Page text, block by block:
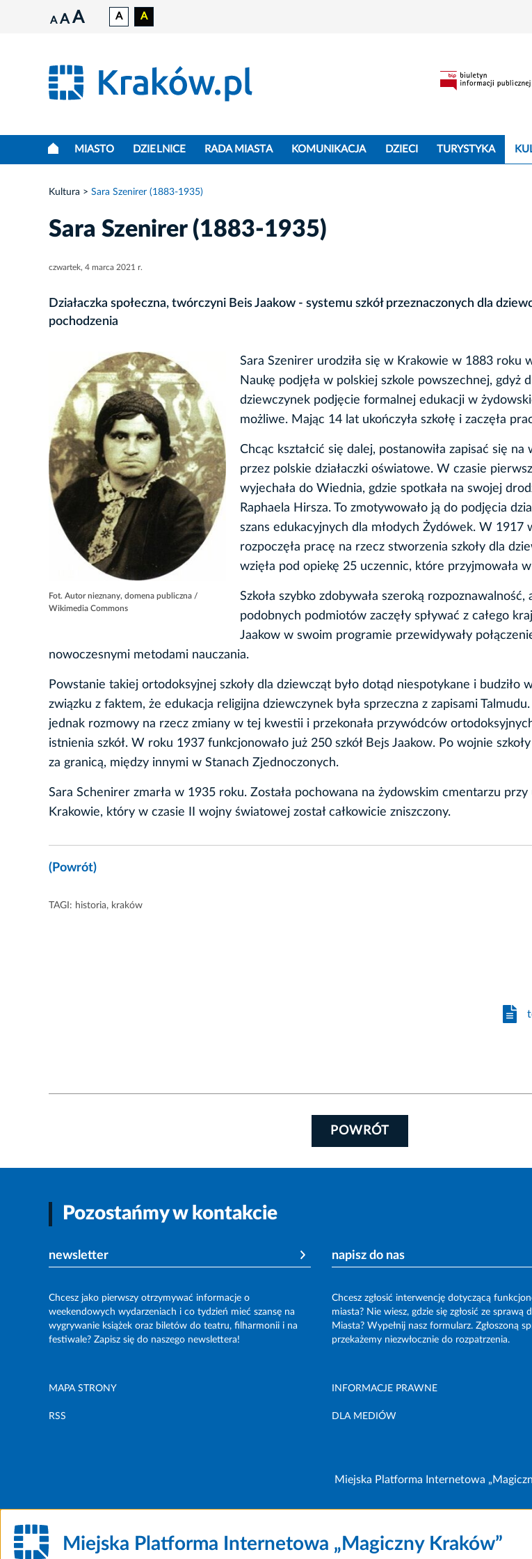
A A A A A
MIASTO DZIELNICE RADA MIASTA KOMUNIKACJA DZIECI TURYSTYKA
Kultura Sara Szenirer (1883-1935)
Sara Szenirer (1883-1935)
czwartek, 4 marca 2021 r.
Działaczka społeczna, twórczyni Beis Jaakow - systemu szkół przeznaczonych dla
pochodzenia
Fot. Autor nieznany, domena publiczna /
Wikimedia Commons
Sara Szenirer urodziła się w Krakowie w 1883 roku
Naukę podjęła w polskiej szkole powszechnej, gdyż
dziewczynek podjęcie formalnej edukacji w
możliwe. Mając 14 lat ukończyła szkołę i zaczęła
Chcąc kształcić się dalej, postanowiła zapisać się na
przez polskie działaczki oświatowe. W czasie
wyjechała do Wiednia, gdzie spotkała na swojej
Raphaela Hirsza. To zmotywowało ją do podjęcia
szans edukacyjnych dla młodych Żydówek. W 1917
rozpoczęła pracę na rzecz stworzenia szkoły dla
wzięła pod opiekę 25 uczennic, które przyjmowała
Szkoła szybko zdobywała szeroką
podobnych podmiotów zaczęły spływać z całego
Jaakow w swoim programie przewidywały
nowoczesnymi metodami nauczania.
Powstanie takiej ortodoksyjnej szkoły dla dziewcząt było dotąd niespotykane i budziło
związku z faktem, że edukacja religijna dziewczynek była sprzeczna z zapisami
jednak rozmowy na rzecz zmiany w tej kwestii i przekonała przywódców
istnienia szkół. W roku 1937 funkcjonowało już 250 szkół Bejs Jaakow. Po wojnie
za granicą, między innymi w Stanach Zjednoczonych.
Sara Schenirer zmarła w 1935 roku. Została pochowana na żydowskim cmentarzu
Krakowie, który w czasie II wojny światowej został całkowicie zniszczony.
(Powrót)
TAGI: historia, kraków
POWRÓT
Pozostańmy w kontakcie
newsletter
Chcesz jako pierwszy otrzymywać informacje o
weekendowych wydarzeniach i co tydzień mieć szansę na
wygrywanie książek oraz biletów do teatru, filharmonii i na
festiwale? Zapisz się do naszego newslettera!
napisz do nas
Chcesz zgłosić interwencję dotyczącą
miasta? Nie wiesz, gdzie się zgłosić ze sprawą
Miasta? Wypełnij nasz formularz. Zgłoszoną
przekażemy niezwłocznie do rozpatrzenia.
MAPA STRONY INFORMACJE PRAWNE
RSS DLA MEDIÓW
Miejska Platforma Internetowa
Miejska Platforma Internetowa „Magiczny Kraków”